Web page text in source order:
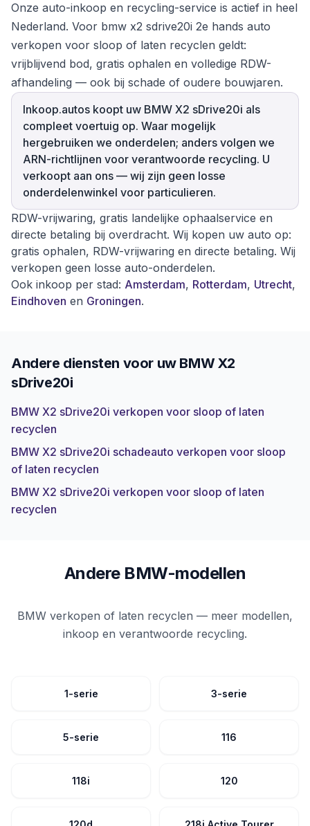
Onze auto-inkoop en recycling-service is actief in heel
Nederland. Voor bmw x2 sdrive20i 2e hands auto
verkopen voor sloop of laten recyclen geldt:
vrijblijvend bod, gratis ophalen en volledige RDW-
afhandeling — ook bij schade of oudere bouwjaren.
Inkoop.autos koopt uw BMW X2 sDrive20i als
compleet voertuig op. Waar mogelijk
hergebruiken we onderdelen; anders volgen we
ARN-richtlijnen voor verantwoorde recycling. U
verkoopt aan ons — wij zijn geen losse
onderdelenwinkel voor particulieren.
RDW-vrijwaring, gratis landelijke ophaalservice en
directe betaling bij overdracht. Wij kopen uw auto op:
gratis ophalen, RDW-vrijwaring en directe betaling. Wij
verkopen geen losse auto-onderdelen.
Ook inkoop per stad: Amsterdam, Rotterdam, Utrecht,
Eindhoven en Groningen.
Andere diensten voor uw BMW X2
sDrive20i
BMW X2 sDrive20i verkopen voor sloop of laten
recyclen
BMW X2 sDrive20i schadeauto verkopen voor sloop
of laten recyclen
BMW X2 sDrive20i verkopen voor sloop of laten
recyclen
Andere BMW-modellen
BMW verkopen of laten recyclen — meer modellen,
inkoop en verantwoorde recycling.
1-serie 3-serie
5-serie 116
118i 120